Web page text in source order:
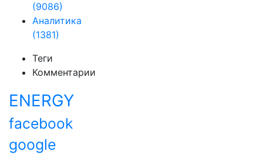
(9086)
Аналитика
(1381)
Теги
Комментарии
ENERGY
facebook
google